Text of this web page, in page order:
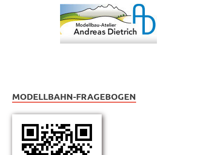
MODELLBAHN-FRAGEBOGEN